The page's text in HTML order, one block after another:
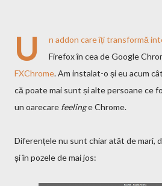
U
n addon care îți transformă
Firefox în cea de Google
FXChrome. Am instalat-o și eu acum
că poate mai sunt și alte persoane ce
un oarecare feelinge Chrome.
Diferențele nu sunt chiar atât de mari,
și în pozele de mai jos: